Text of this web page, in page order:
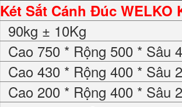
Két Sắt Cánh Đúc WELKO
90kg ± 10Kg
Cao 750 * Rộng 500 * Sâu
Cao 430 * Rộng 400 * Sâu
Cao 200 * Rộng 400 * Sâu